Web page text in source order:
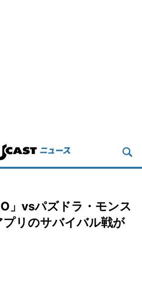
」vsパズドラ・モンス
リのサバイバル戦が